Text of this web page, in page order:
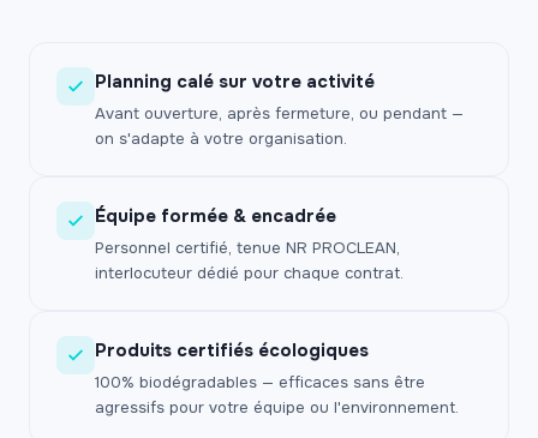
Planning calé sur votre activité
Avant ouverture, après fermeture, ou pendant —
on s'adapte à votre organisation.
Équipe formée & encadrée
Personnel certifié, tenue NR PROCLEAN,
interlocuteur dédié pour chaque contrat.
Produits certifiés écologiques
100% biodégradables — efficaces sans être
agressifs pour votre équipe ou l'environnement.